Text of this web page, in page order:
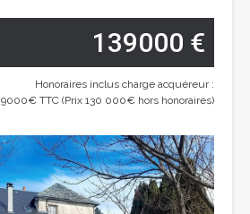
139000 €
Honoraires inclus charge acquéreur :
9000€ TTC (Prix 130 000€ hors honoraires)